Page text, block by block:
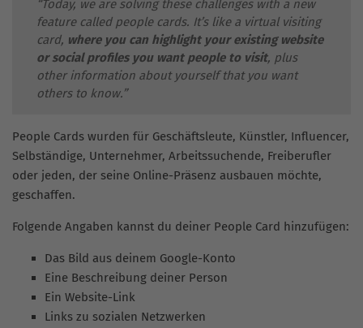
“Today, we are solving these challenges with a new
feature called people cards. It’s like a virtual visiting
card, where you can highlight your existing website
or social profiles you want people to visit, plus
other information about yourself that you want
others to know.”
People Cards wurden für Geschäftsleute, Künstler, Influencer,
Selbständige, Unternehmer, Arbeitssuchende, Freiberufler
oder jeden, der seine Online-Präsenz ausbauen möchte,
geschaffen.
Folgende Angaben kannst du deiner People Card hinzufügen:
Das Bild aus deinem Google-Konto
Eine Beschreibung deiner Person
Ein Website-Link
Links zu sozialen Netzwerken